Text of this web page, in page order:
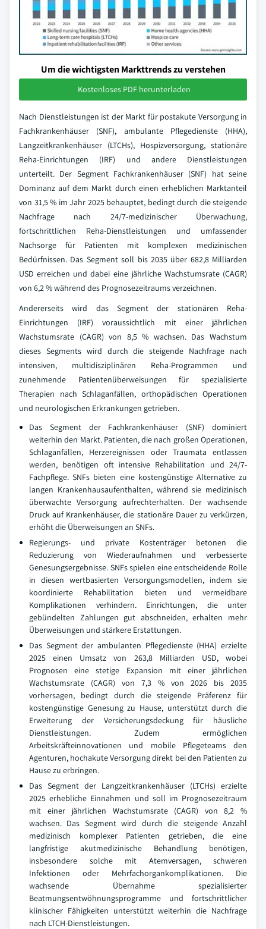
Um die wichtigsten Markttrends zu verstehen
Kostenloses PDF herunterladen
Nach Dienstleistungen ist der Markt für postakute Versorgung in
Fachkrankenhäuser (SNF), ambulante Pflegedienste (HHA),
Langzeitkrankenhäuser (LTCHs), Hospizversorgung, stationäre
Reha-Einrichtungen (IRF) und andere Dienstleistungen
unterteilt. Der Segment Fachkrankenhäuser (SNF) hat seine
Dominanz auf dem Markt durch einen erheblichen Marktanteil
von 31,5 % im Jahr 2025 behauptet, bedingt durch die steigende
Nachfrage nach 24/7-medizinischer Überwachung,
fortschrittlichen Reha-Dienstleistungen und umfassender
Nachsorge für Patienten mit komplexen medizinischen
Bedürfnissen. Das Segment soll bis 2035 über 682,8 Milliarden
USD erreichen und dabei eine jährliche Wachstumsrate (CAGR)
von 6,2 % während des Prognosezeitraums verzeichnen.
Andererseits wird das Segment der stationären Reha-
Einrichtungen (IRF) voraussichtlich mit einer jährlichen
Wachstumsrate (CAGR) von 8,5 % wachsen. Das Wachstum
dieses Segments wird durch die steigende Nachfrage nach
intensiven, multidisziplinären Reha-Programmen und
zunehmende Patientenüberweisungen für spezialisierte
Therapien nach Schlaganfällen, orthopädischen Operationen
und neurologischen Erkrankungen getrieben.
Das Segment der Fachkrankenhäuser (SNF) dominiert
weiterhin den Markt. Patienten, die nach großen Operationen,
Schlaganfällen, Herzereignissen oder Traumata entlassen
werden, benötigen oft intensive Rehabilitation und 24/7-
Fachpflege. SNFs bieten eine kostengünstige Alternative zu
langen Krankenhausaufenthalten, während sie medizinisch
überwachte Versorgung aufrechterhalten. Der wachsende
Druck auf Krankenhäuser, die stationäre Dauer zu verkürzen,
erhöht die Überweisungen an SNFs.
Regierungs- und private Kostenträger betonen die
Reduzierung von Wiederaufnahmen und verbesserte
Genesungsergebnisse. SNFs spielen eine entscheidende Rolle
in diesen wertbasierten Versorgungsmodellen, indem sie
koordinierte Rehabilitation bieten und vermeidbare
Komplikationen verhindern. Einrichtungen, die unter
gebündelten Zahlungen gut abschneiden, erhalten mehr
Überweisungen und stärkere Erstattungen.
Das Segment der ambulanten Pflegedienste (HHA) erzielte
2025 einen Umsatz von 263,8 Milliarden USD, wobei
Prognosen eine stetige Expansion mit einer jährlichen
Wachstumsrate (CAGR) von 7,3 % von 2026 bis 2035
vorhersagen, bedingt durch die steigende Präferenz für
kostengünstige Genesung zu Hause, unterstützt durch die
Erweiterung der Versicherungsdeckung für häusliche
Dienstleistungen. Zudem ermöglichen
Arbeitskräfteinnovationen und mobile Pflegeteams den
Agenturen, hochakute Versorgung direkt bei den Patienten zu
Hause zu erbringen.
Das Segment der Langzeitkrankenhäuser (LTCHs) erzielte
2025 erhebliche Einnahmen und soll im Prognosezeitraum
mit einer jährlichen Wachstumsrate (CAGR) von 8,2 %
wachsen. Das Segment wird durch die steigende Anzahl
medizinisch komplexer Patienten getrieben, die eine
langfristige akutmedizinische Behandlung benötigen,
insbesondere solche mit Atemversagen, schweren
Infektionen oder Mehrfachorgankomplikationen. Die
wachsende Übernahme spezialisierter
Beatmungsentwöhnungsprogramme und fortschrittlicher
klinischer Fähigkeiten unterstützt weiterhin die Nachfrage
nach LTCH-Dienstleistungen.